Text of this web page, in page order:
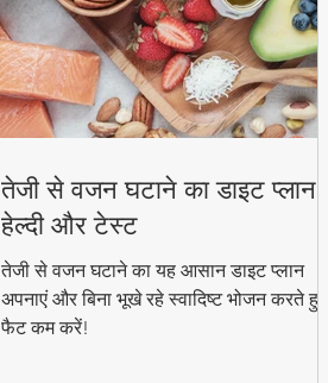
तेजी से वजन घटाने का डाइट प्लान –
हेल्दी और टेस्ट
तेजी से वजन घटाने का यह आसान डाइट प्लान
अपनाएं और बिना भूखे रहे स्वादिष्ट भोजन करते हुए
फैट कम करें!